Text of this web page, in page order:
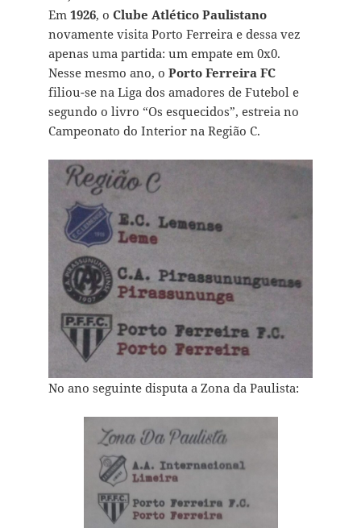
Em 1926, o Clube Atlético Paulistano
novamente visita Porto Ferreira e dessa vez
apenas uma partida: um empate em 0x0.
Nesse mesmo ano, o Porto Ferreira FC
filiou-se na Liga dos amadores de Futebol e
segundo o livro “Os esquecidos”, estreia no
Campeonato do Interior na Região C.
No ano seguinte disputa a Zona da Paulista: